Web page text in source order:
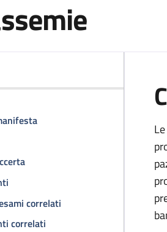
Talassemie
della pagina Talassemie
pagina Talassemie
della pagina Talassemie
correlati della pagina Talassemie
correlati